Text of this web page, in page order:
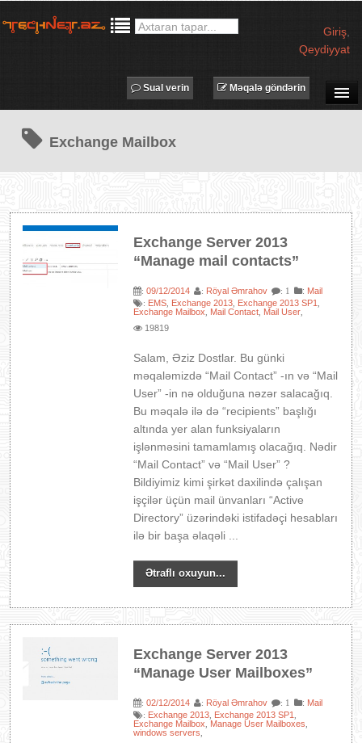
Giriş
Qeydiyyat
MƏQALƏLƏR
PROQRAMLAR
IT LÜĞƏT
Məqalə göndərin
Sual verin
Exchange Mailbox
Exchange Server 2013
“Manage mail contacts”
:09/12/2014 : Röyal Əmrahov : 1 : Mail
: EMS Exchange 2013 Exchange 2013 SP1
Exchange Mailbox Mail Contact Mail User
19819
Salam, Əziz Dostlar. Bu günki
məqaləmizdə “Mail Contact” -ın və “Mail
User” -in nə olduğuna nəzər salacağıq.
Bu məqalə ilə də “recipients” başlığı
altında yer alan funksiyaların
işlənməsini tamamlamış olacağıq. Nədir
“Mail Contact” və “Mail User” ?
Bildiyimiz kimi şirkət daxilində çalışan
işçilər üçün mail ünvanları “Active
Directory” üzərindəki istifadəçi hesabları
ilə bir başa əlaqəli ...
Ətraflı oxuyun...
Exchange Server 2013
“Manage User Mailboxes”
:02/12/2014 : Röyal Əmrahov : 1 : Mail
: Exchange 2013 Exchange 2013 SP1
Exchange Mailbox Manage User Mailboxes
windows servers